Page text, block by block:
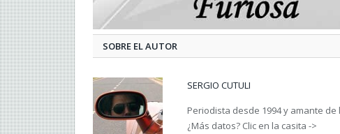
SOBRE EL AUTOR
SERGIO CUTULI
Periodista desde 1994 y amante
¿Más datos? Clic en la casita ->